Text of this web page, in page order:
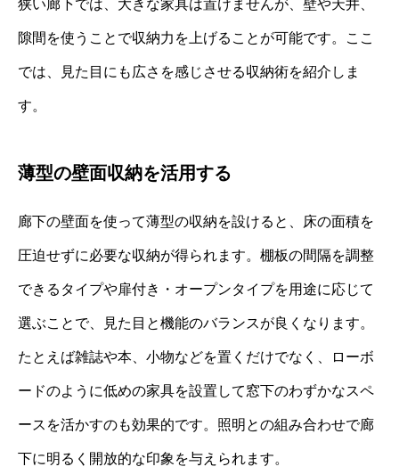
狭い廊下では、大きな家具は置けませんが、壁や天井、
隙間を使うことで収納力を上げることが可能です。ここ
では、見た目にも広さを感じさせる収納術を紹介しま
す。
薄型の壁面収納を活用する
廊下の壁面を使って薄型の収納を設けると、床の面積を
圧迫せずに必要な収納が得られます。棚板の間隔を調整
できるタイプや扉付き・オープンタイプを用途に応じて
選ぶことで、見た目と機能のバランスが良くなります。
たとえば雑誌や本、小物などを置くだけでなく、ローボ
ードのように低めの家具を設置して窓下のわずかなスペ
ースを活かすのも効果的です。照明との組み合わせで廊
下に明るく開放的な印象を与えられます。